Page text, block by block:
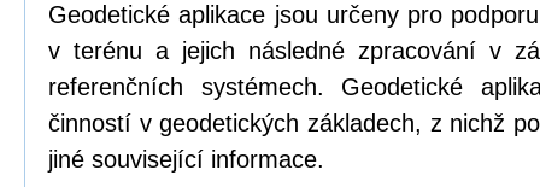
Geodetické aplikace jsou určeny pro
v terénu a jejich následné zpracování v
referenčních systémech. Geodetické
činností v geodetických základech, z nichž
jiné související informace.